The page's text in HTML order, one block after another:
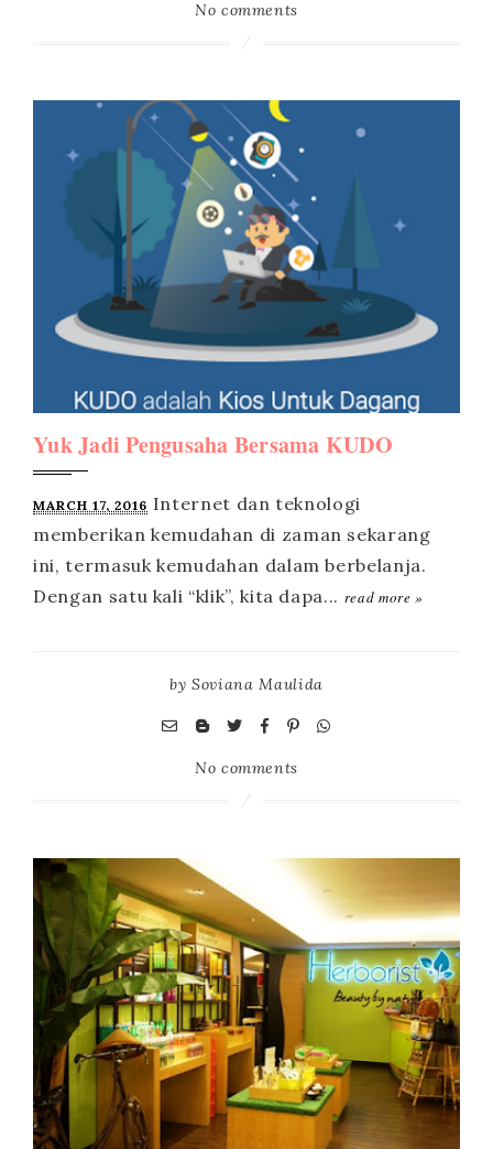
No comments
Yuk Jadi Pengusaha Bersama KUDO
MARCH 17, 2016
read more »
bySoviana Maulida
No comments